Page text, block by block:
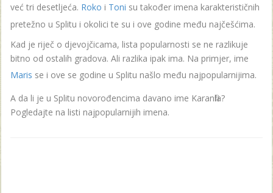
već tri desetljeća. Roko i Toni su također imena karakterističnih
pretežno u Splitu i okolici te su i ove godine među najčešćima.
Kad je riječ o djevojčicama, lista popularnosti se ne razlikuje
bitno od ostalih gradova. Ali razlika ipak ima. Na primjer, ime
Maris se i ove se godine u Splitu našlo među najpopularnijima.
A da li je u Splitu novorođencima davano ime Karanfila?
Pogledajte na listi najpopularnijih imena.